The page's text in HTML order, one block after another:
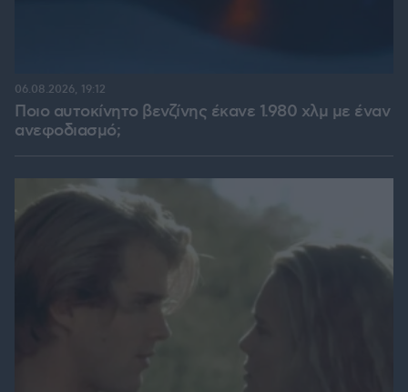
Ποιο αυτοκίνητο βενζίνης έκανε 1.980 χλμ με έναν
ανεφοδιασμό;
06.08.2026, 19:12